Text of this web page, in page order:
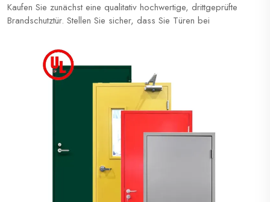
Kaufen Sie zunächst eine qualitativ hochwertige, drittgeprüfte
Brandschutztür. Stellen Sie sicher, dass Sie Türen bei
Produkte feuerfester getestet und zertifiziert wurden. Es kommt
nicht nur auf die Tür an. Der Rahmen ist genauso wichtig wie
die Hardware...